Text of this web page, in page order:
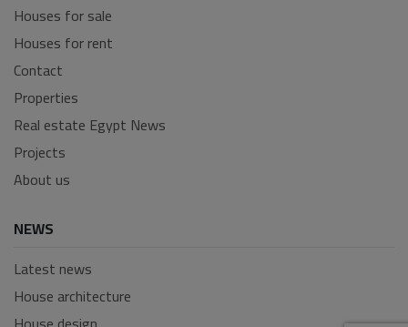
Houses for sale
Houses for rent
Contact
Properties
Real estate Egypt News
Projects
About us
NEWS
Latest news
House architecture